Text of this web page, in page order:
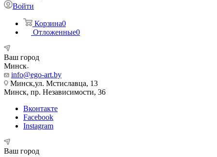
Войти
Корзина0
Отложенные0
Ваш город
Минск
info@ego-art.by
Минск,ул. Мстиславца, 13
Минск, пр. Независимости, 36
Вконтакте
Facebook
Instagram
Ваш город